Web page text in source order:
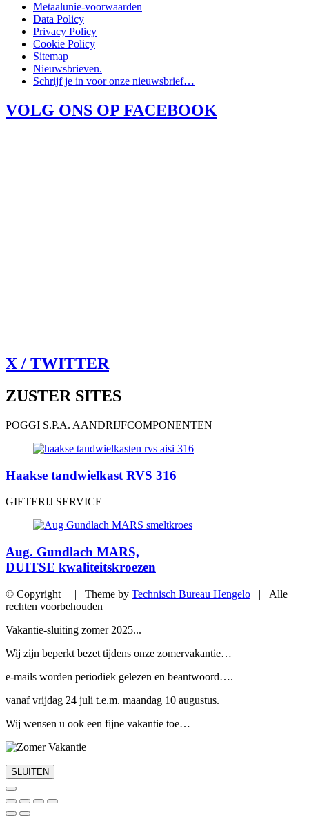
Metaalunie-voorwaarden
Data Policy
Privacy Policy
Cookie Policy
Sitemap
Nieuwsbrieven.
Schrijf je in voor onze nieuwsbrief…
VOLG ONS OP FACEBOOK
X / TWITTER
ZUSTER SITES
POGGI S.P.A. AANDRIJFCOMPONENTEN
Haakse tandwielkast RVS 316
GIETERIJ SERVICE
Aug. Gundlach MARS,
DUITSE kwaliteitskroezen
© Copyright | Theme by Technisch Bureau Hengelo | Alle
rechten voorbehouden |
Vakantie-sluiting zomer 2025...
Wij zijn beperkt bezet tijdens onze zomervakantie…
e-mails worden periodiek gelezen en beantwoord….
vanaf vrijdag 24 juli t.e.m. maandag 10 augustus.
Wij wensen u ook een fijne vakantie toe…
SLUITEN